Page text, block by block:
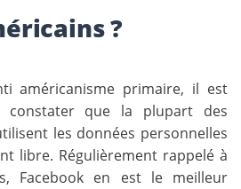
?
américanisme primaire, il est
constater que la plupart des
les données personnelles
libre. Régulièrement rappelé à
Facebook en est le meilleur